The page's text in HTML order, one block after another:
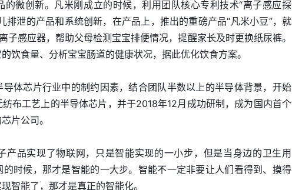
的微创新。凡米刚成立的时候，利用团队核心专利技术“离子感应探
排泄的产品和系统创新，在产品上，推出的重磅产品“凡米小豆”，就
子感应器，帮助父母检测宝宝排便情况，提醒家长及时更换纸尿裤。
饮食量、分析宝宝肠道的健康状况，据此优化饮食方案。
体芯片行业中的制约因素，结合团队半数以上的半导体背景，开始
布工艺上的半导体芯片，并于2018年12月成功研制，成为国内首个
片公司。
产品实现了物联网，只是智能实现的一小步，但是当身边的卫生用
时候，那才是智能的一大步。智能不一定非要让人们看得到、摸得
智能了，那才是真正的智能化。